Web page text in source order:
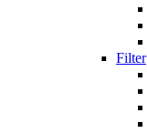
Filter